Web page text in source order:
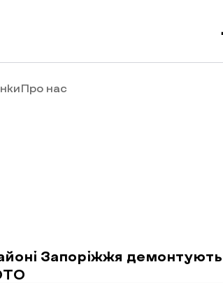
Про нас
Запоріжжя демонтують